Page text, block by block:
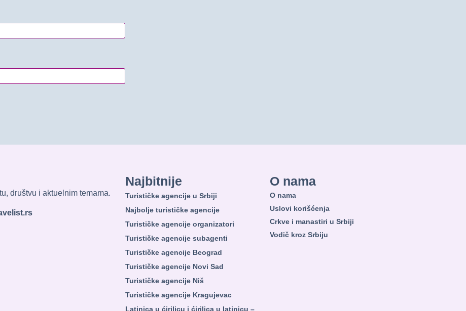
društvu i aktuelnim temama.
Najbitnije
Turističke agencije u Srbiji
Najbolje turističke agencije
Turističke agencije organizatori
Turističke agencije subagenti
Turističke agencije Beograd
Turističke agencije Novi Sad
Turističke agencije Niš
Turističke agencije Kragujevac
Latinica u ćirilicu i ćirilica u latinicu –
O nama
O nama
Uslovi korišćenja
Crkve i manastiri u Srbiji
Vodič kroz Srbiju